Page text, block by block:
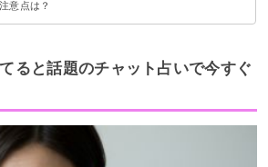
】
告夢】
告夢】
告夢】
告夢】
夢
る夢
意点は？
夢や凶夢は人に話す
ると話題のチャット占いで今すぐ